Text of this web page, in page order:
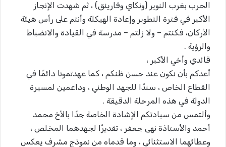
الحرب بغرب النوير (ونكاي وفارينق) ، ثم شهدت الإنجاز
الأكبر في فترة التطوير وإعادة الهيكلة وأنتم على رأس هيئة
الأركان، فكنتم – ولا زلتم – مدرسة في القيادة والانضباط
والرؤية .
قائدي وأخي الأكبر ،
أعدكم بأن نكون عند حسن ظنكم ، كما عهدتمونا دائمًا في
القطاع الخاص ، سندًا للجهد الوطني ، وداعمين لمسيرة
الدولة في هذه المرحلة الدقيقة .
وألتمس من سيادتكم الإشادة الخاصة جدًا بالأخ محمد
أحمد والأستاذة نهى جعفر ، تقديرًا لجهدهما المخلص ،
وعطائهما الاستثنائي ، وما قدماه من نموذج مشرف يعكس